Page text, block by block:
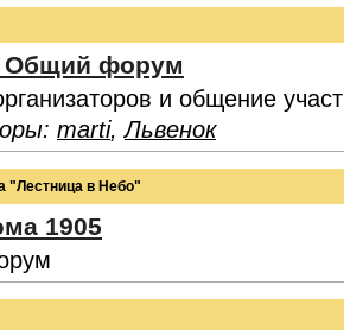
Общий форум
и общение
marti,Львенок
"Лестница в Небо"
1905